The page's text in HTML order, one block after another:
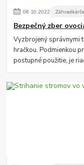
08.10.2022
Bezpečný zber
Vyzbrojený správnymi
hračkou. Podmienkou
postupné použitie, je